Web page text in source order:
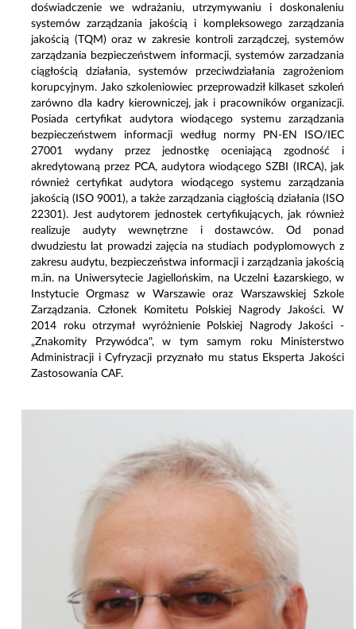
doświadczenie we wdrażaniu, utrzymywaniu i doskonaleniu
systemów zarządzania jakością i kompleksowego zarządzania
jakością (TQM) oraz w zakresie kontroli zarządczej, systemów
zarządzania bezpieczeństwem informacji, systemów zarzadzania
ciągłością działania, systemów przeciwdziałania zagrożeniom
korupcyjnym. Jako szkoleniowiec przeprowadził kilkaset szkoleń
zarówno dla kadry kierowniczej, jak i pracowników organizacji.
Posiada certyfikat audytora wiodącego systemu zarządzania
bezpieczeństwem informacji według normy PN-EN ISO/IEC
27001 wydany przez jednostkę oceniającą zgodność i
akredytowaną przez PCA, audytora wiodącego SZBI (IRCA), jak
również certyfikat audytora wiodącego systemu zarządzania
jakością (ISO 9001), a także zarządzania ciągłością działania (ISO
22301). Jest audytorem jednostek certyfikujących, jak również
realizuje audyty wewnętrzne i dostawców. Od ponad
dwudziestu lat prowadzi zajęcia na studiach podyplomowych z
zakresu audytu, bezpieczeństwa informacji i zarządzania jakością
m.in. na Uniwersytecie Jagiellońskim, na Uczelni Łazarskiego, w
Instytucie Orgmasz w Warszawie oraz Warszawskiej Szkole
Zarządzania. Członek Komitetu Polskiej Nagrody Jakości. W
2014 roku otrzymał wyróżnienie Polskiej Nagrody Jakości -
„Znakomity Przywódca", w tym samym roku Ministerstwo
Administracji i Cyfryzacji przyznało mu status Eksperta Jakości
Zastosowania CAF.